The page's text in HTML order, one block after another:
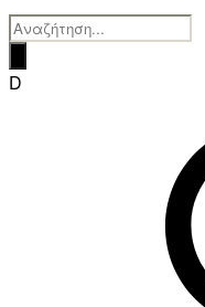
Products
search
D